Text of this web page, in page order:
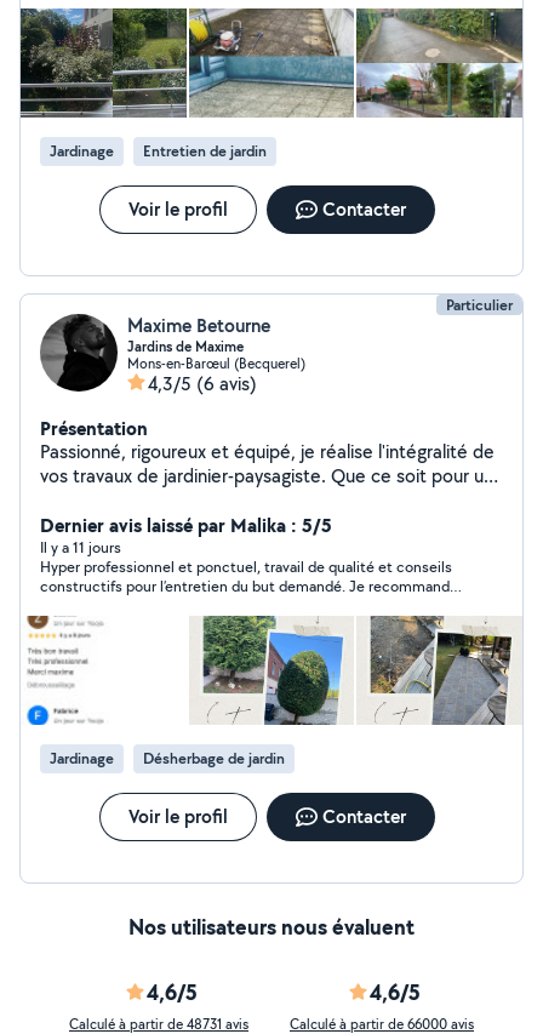
Aménagement paysager complet : pose de terrasses et
revêtements extérieurs, maçonnerie paysagère,
décoration, brise-vues, portillons et clôtures (tous
types). Réhabilitation de terrains laissés à l'abandon :
redonnez vie à vos espaces. Entretien régulier : tonte,
taille, scarification, débroussaillage, désherbage.
Nettoyage extérieur : façades, terrasses, toitures pour
une maison toujours impeccable. Travail soigné, réalisé
avec passion et exigence Devis 100 % gratuits et sans
engagement Des dizaines de clients satisfaits et fidèles
pour vos extérieurs.
Jardinage Entretien de jardin
Voir le profil Contacter
Particulier
Maxime Betourne
Jardins de Maxime
Mons-en-Barœul (Becquerel)
4,3/5 (6 avis)
Présentation
Passionné, rigoureux et équipé, je réalise l'intégralité de
vos travaux de jardinier-paysagiste. Que ce soit pour un
mettrai tout en œuvre pour valoriser votre jardin :
Aménagement & Création : conception de massifs,
plantation de fleurs, d'arbres et d'arbustes,
engazonnement. Entretien complet : tonte de pelouse,
taille de haies, coupe d'arbustes, élagage doux et
désherbage soigné. Soin des extérieurs : récurage et
nettoyage haute pression (Kärcher) de vos terrasses,
allées et murets. Évacuation : ramassage et évacuation
systématique des déchets verts pour laisser votre
terrain impeccable. Sérieux, motivé et réactif, je
garantis un travail propre, rapide et adapté à vos envies.
Disponible dès maintenant, n'hésitez pas à me
contacter pour échanger sur vos projets.
Dernier avis laissé par Malika : 5/5
Il y a 11 jours
Hyper professionnel et ponctuel, travail de qualité et conseils
constructifs pour l’entretien du but demandé. Je recommande
savoir faire 👍🏼
Jardinage Désherbage de jardin
Voir le profil Contacter
Nos utilisateurs nous évaluent
4,6/5
Calculé à partir de 48731 avis
4,6/5
Calculé à partir de 66000 avis